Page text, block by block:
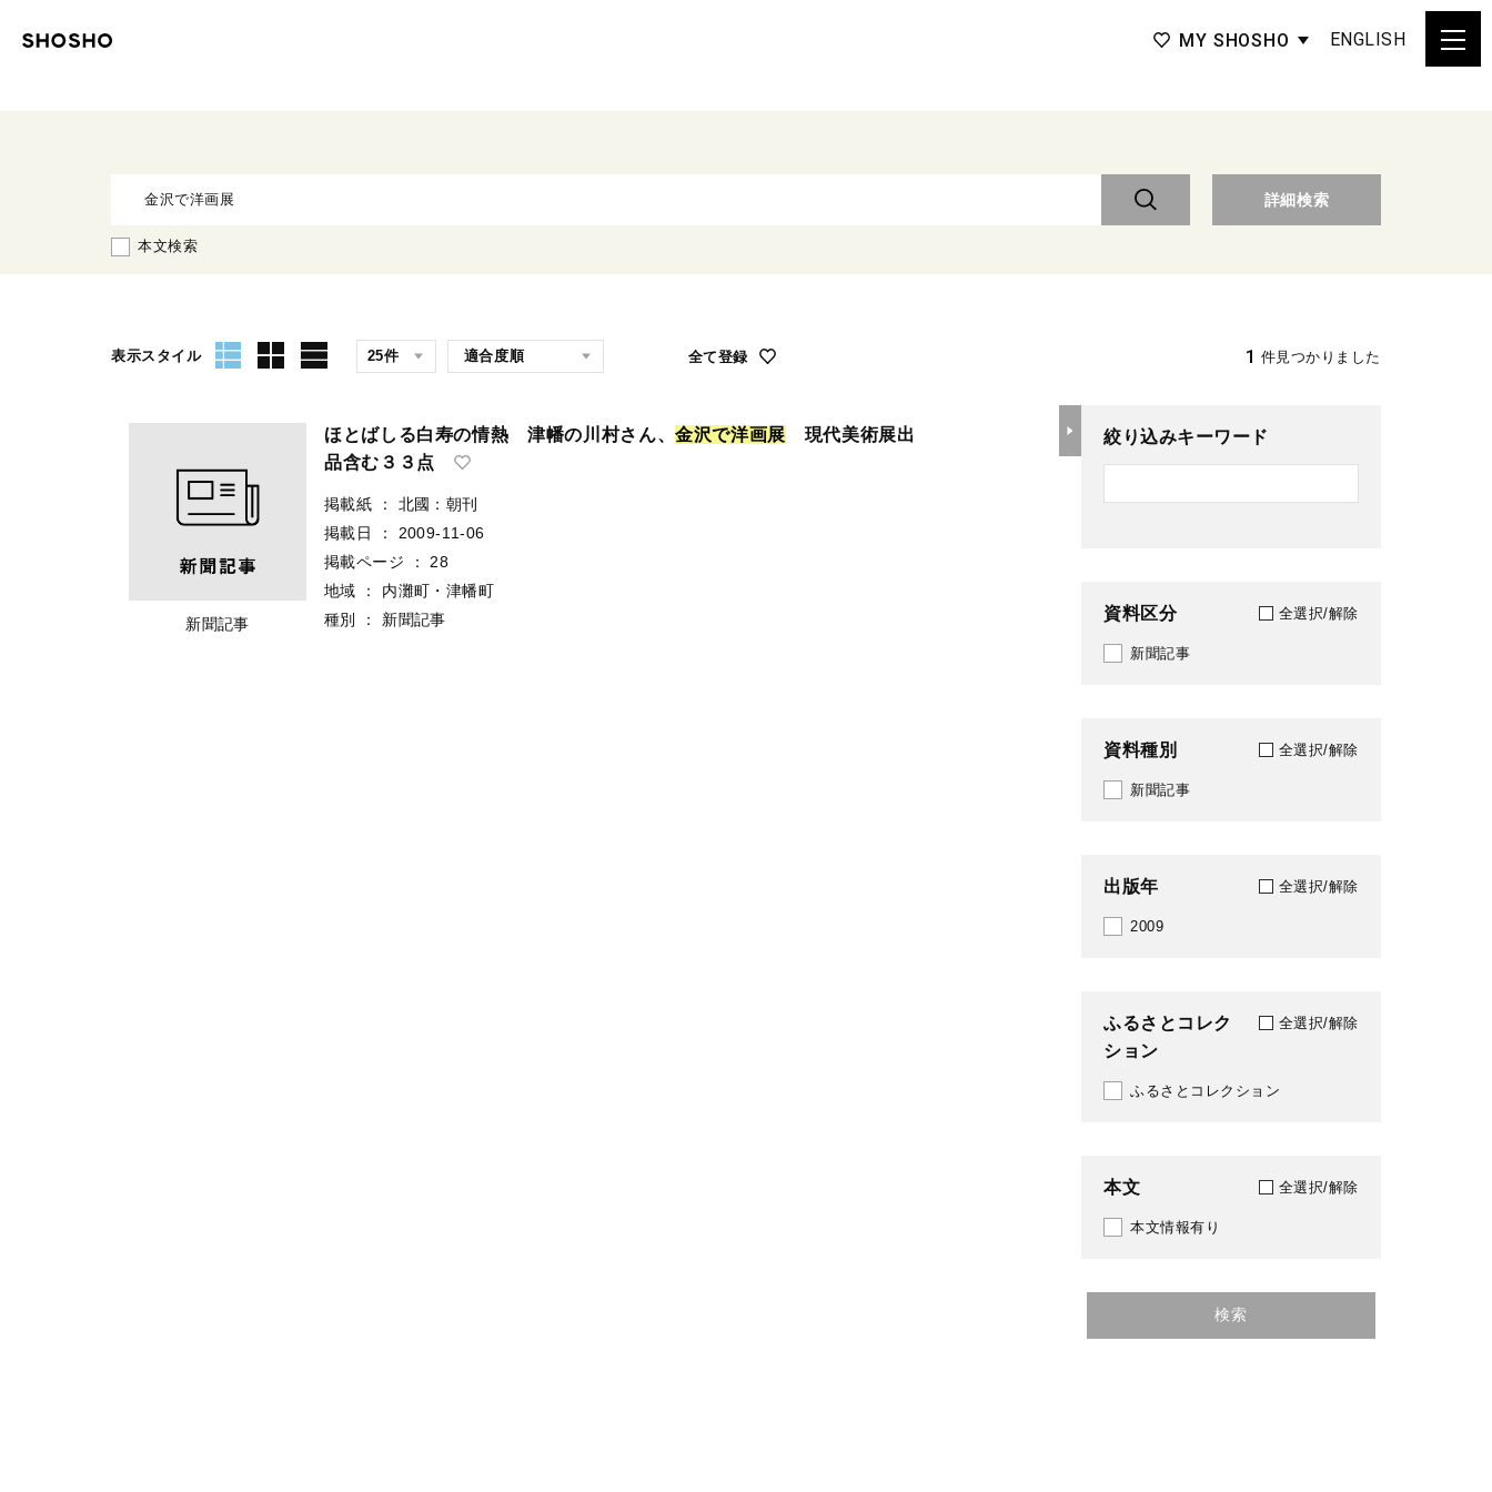
MY SHOSHO ENGLISH
詳細検索
本文検索
表示スタイル 全て登録 1 件見つかりました
新聞記事
ほとばしる白寿の情熱 津幡の川村さん、金沢で洋画展 現代美術展出
品含む３３点
掲載紙 ：
北國：朝刊
掲載日
：
2009-11-06
掲載ページ
：
28
地域
：
内灘町・津幡町
種別
： 新聞記事
絞り込みキーワード
資料区分 全選択/解除
新聞記事
資料種別 全選択/解除
新聞記事
出版年 全選択/解除
2009
ふるさとコレク
ション
全選択/解除
ふるさとコレクション
本文 全選択/解除
本文情報有り
検索